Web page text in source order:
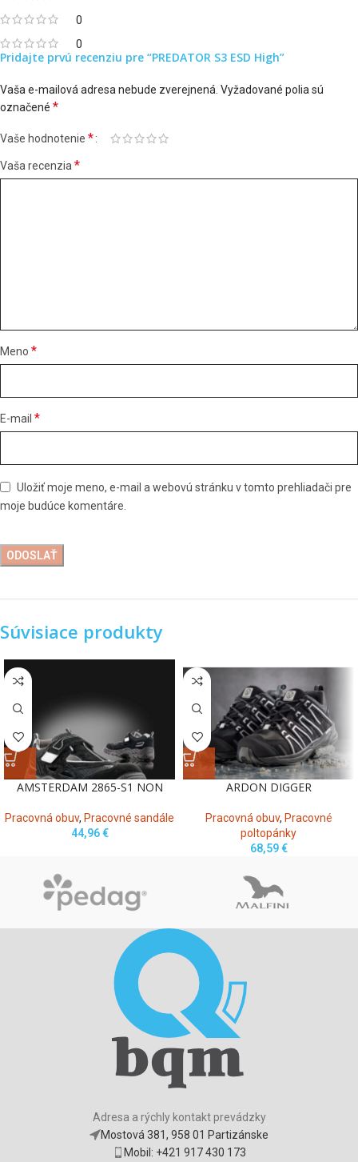
0
0
Pridajte prvú recenziu pre “PREDATOR S3 ESD High”
Vaša e-mailová adresa nebude zverejnená. Vyžadované polia sú
označené *
Vaše hodnotenie *
Vaša recenzia*
Meno *
E-mail *
Uložiť moje meno, e-mail a webovú stránku v tomto prehliadači pre
moje budúce komentáre.
Súvisiace produkty
AMSTERDAM 2865-S1 NON
Pracovná obuv, Pracovné sandále
44,96€
ARDON DIGGER
Pracovná obuv, Pracovné
poltopánky
68,59€
Adresa a rýchly kontakt prevádzky
Mostová 381, 958 01 Partizánske
Mobil: +421 917 430 173